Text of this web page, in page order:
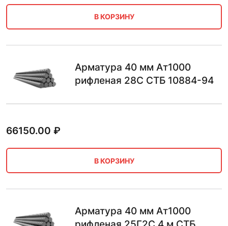
В КОРЗИНУ
Арматура 40 мм Ат1000
рифленая 28С СТБ 10884-94
66150.00 ₽
В КОРЗИНУ
Арматура 40 мм Ат1000